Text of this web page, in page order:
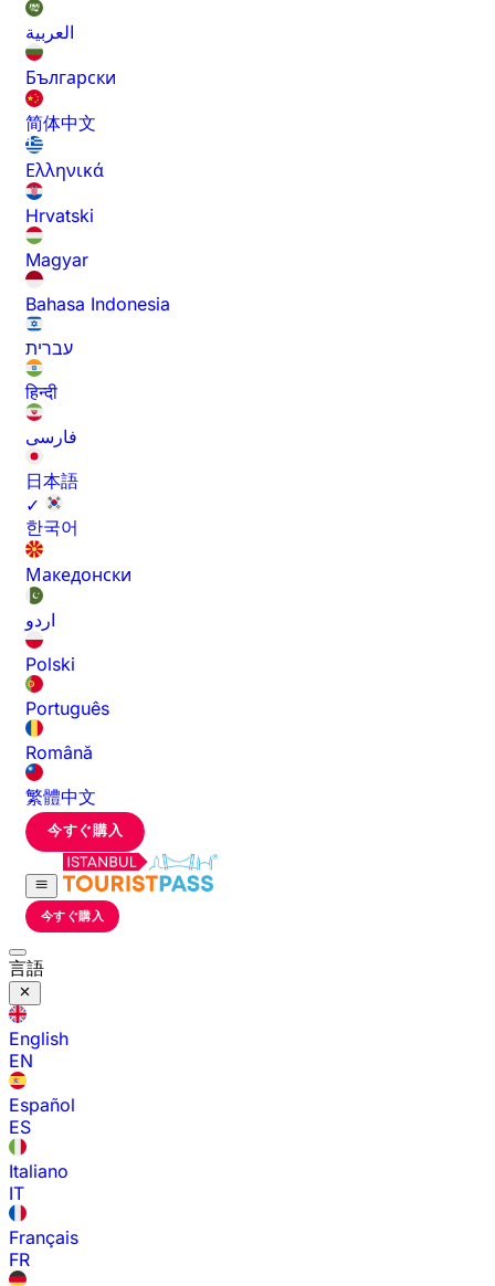
العربية
Български
简体中文
Ελληνικά
Hrvatski
Magyar
Bahasa Indonesia
עברית
हिन्दी
فارسی
日本語
✓
한국어
Македонски
اردو
Polski
Português
Română
繁體中文
今すぐ購入
今すぐ購入
言語
English
EN
Español
ES
Italiano
IT
Français
FR